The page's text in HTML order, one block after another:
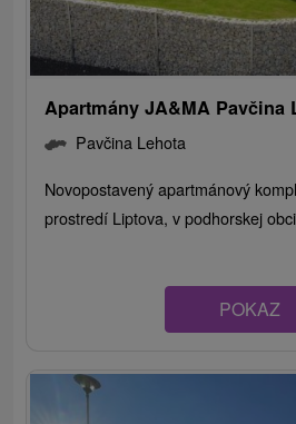
Apartmány JA&MA Pavčina
Pavčina Lehota
Novopostavený apartmánový
prostredí Liptova, v podhorskej
POKAZ